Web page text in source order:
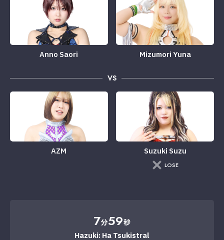
Anno Saori Mizumori Yuna
VS
AZM Suzuki Suzu
LOSE
7分59秒
Hazuki: Ha Tsukistral